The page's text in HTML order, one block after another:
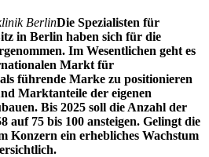
Die Spezialisten für
in Berlin haben sich für die
Im Wesentlichen geht es
Markt für
führende Marke zu positionieren
Marktanteile der eigenen
Bis 2025 soll die Anzahl der
auf 75 bis 100 ansteigen. Gelingt die
Konzern ein erhebliches Wachstum